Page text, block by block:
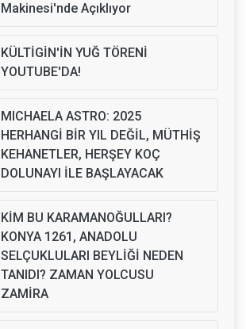
Makinesi'nde Açıklıyor
KÜLTİGİN'İN YUĞ TÖRENİ
YOUTUBE'DA!
MICHAELA ASTRO: 2025
HERHANGİ BİR YIL DEĞİL, MÜTHİŞ
KEHANETLER, HERŞEY KOÇ
DOLUNAYI İLE BAŞLAYACAK
KİM BU KARAMANOĞULLARI?
KONYA 1261, ANADOLU
SELÇUKLULARI BEYLİĞİ NEDEN
TANIDI? ZAMAN YOLCUSU
ZAMİRA